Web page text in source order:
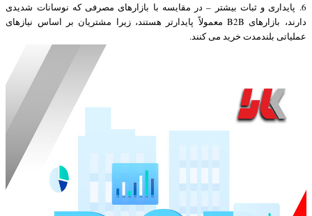
6. پایداری و ثبات بیشتر – در مقایسه با بازارهای مصرفی که نوسانات شدیدی
دارند، بازارهای B2B معمولاً پایدارتر هستند، زیرا مشتریان بر اساس نیازهای
عملیاتی بلندمدت خرید می کنند.